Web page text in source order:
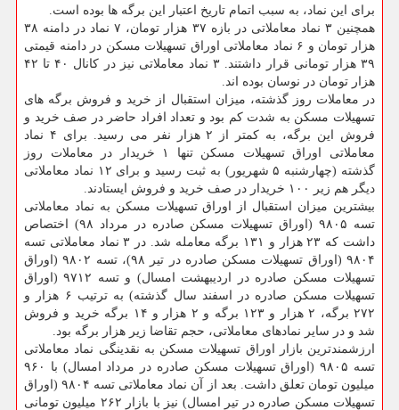
برای این نماد، به سبب اتمام تاریخ اعتبار این برگه ها بوده است.
همچنین ۳ نماد معاملاتی در بازه ۳۷ هزار تومان، ۷ نماد در دامنه ۳۸
هزار تومان و ۶ نماد معاملاتی اوراق تسهیلات مسكن در دامنه قیمتی
۳۹ هزار تومانی قرار داشتند. ۳ نماد معاملاتی نیز در كانال ۴۰ تا ۴۲
هزار تومان در نوسان بوده اند.
در معاملات روز گذشته، میزان استقبال از خرید و فروش برگه های
تسهیلات مسكن به شدت كم بود و تعداد افراد حاضر در صف خرید و
فروش این برگه، به كمتر از ۲ هزار نفر می رسید. برای ۴ نماد
معاملاتی اوراق تسهیلات مسكن تنها ۱ خریدار در معاملات روز
گذشته (چهارشنبه ۵ شهریور) به ثبت رسید و برای ۱۲ نماد معاملاتی
دیگر هم زیر ۱۰۰ خریدار در صف خرید و فروش ایستادند.
بیشترین میزان استقبال از اوراق تسهیلات مسكن به نماد معاملاتی
تسه ۹۸۰۵ (اوراق تسهیلات مسكن صادره در مرداد ۹۸) اختصاص
داشت كه ۲۳ هزار و ۱۳۱ برگه معامله شد. در ۳ نماد معاملاتی تسه
۹۸۰۴ (اوراق تسهیلات مسكن صادره در تیر ۹۸)، تسه ۹۸۰۲ (اوراق
تسهیلات مسكن صادره در اردیبهشت امسال) و تسه ۹۷۱۲ (اوراق
تسهیلات مسكن صادره در اسفند سال گذشته) به ترتیب ۶ هزار و
۲۷۲ برگه، ۲ هزار و ۱۲۳ برگه و ۲ هزار و ۱۴ برگه خرید و فروش
شد و در سایر نمادهای معاملاتی، حجم تقاضا زیر هزار برگه بود.
ارزشمندترین بازار اوراق تسهیلات مسكن به نقدینگی نماد معاملاتی
تسه ۹۸۰۵ (اوراق تسهیلات مسكن صادره در مرداد امسال) با ۹۶۰
میلیون تومان تعلق داشت. بعد از آن نماد معاملاتی تسه ۹۸۰۴ (اوراق
تسهیلات مسكن صادره در تیر امسال) نیز با بازار ۲۶۲ میلیون تومانی